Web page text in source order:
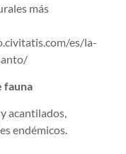
más
es/la-
fauna
acantilados,
endémicos.